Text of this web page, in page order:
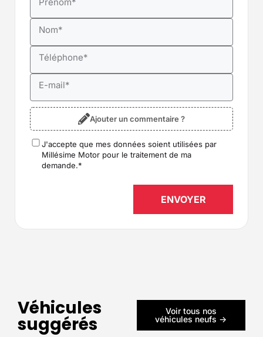
Prénom*
Nom*
Téléphone*
E-mail*
Ajouter un commentaire ?
RGPD*
J'accepte que mes données soient utilisées par
Millésime Motor pour le traitement de ma
demande.*
Véhicules
suggérés
Voir tous nos
véhicules neufs ->